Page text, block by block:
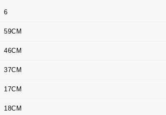
6
59CM
46CM
37CM
17CM
18CM